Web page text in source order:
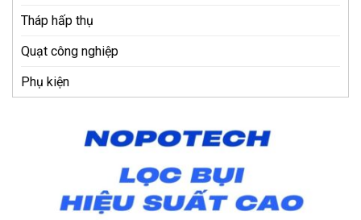
Tháp hấp thụ
Quạt công nghiệp
Phụ kiện